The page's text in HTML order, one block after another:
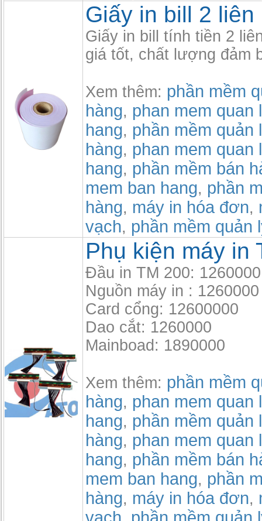
Giấy in bill 2 liên
Giấy in bill tính tiền 2
giá tốt, chất lượng đảm
Xem thêm: phần mềm
hàng, phan mem quan
hang, phần mềm quản
hàng, phan mem quan
hang, phần mềm bán
mem ban hang, phần
hàng, máy in hóa đơn,
vạch, phần mềm quản
Phụ kiện máy in
Đầu in TM 200: 1260000
Nguồn máy in : 1260000
Card cổng: 12600000
Dao cắt: 1260000
Mainboad: 1890000
Xem thêm: phần mềm
hàng, phan mem quan
hang, phần mềm quản
hàng, phan mem quan
hang, phần mềm bán
mem ban hang, phần
hàng, máy in hóa đơn,